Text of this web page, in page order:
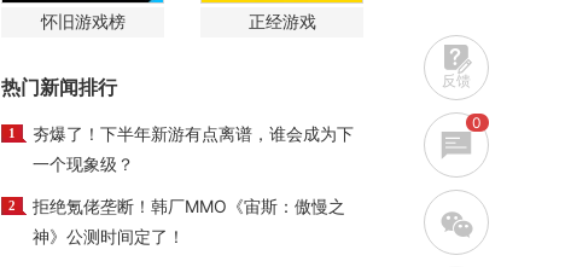
怀旧游戏榜 正经游戏
热门新闻排行
1
夯爆了！下半年新游有点离谱，谁会成为下
一个现象级？
2
拒绝氪佬垄断！韩厂MMO《宙斯：傲慢之
神》公测时间定了！
反馈
0
w